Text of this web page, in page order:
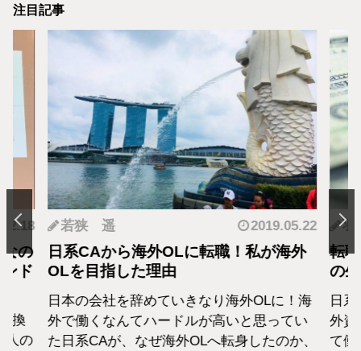
注目記事
の
ド
換
人の
若狭 遥 2019.05.22
日系CAから海外OLに転職！私が海外
OLを目指した理由
日本の会社を辞めていきなり海外OLに！海
外で働くなんてハードルが高いと思ってい
た日系CAが、なぜ海外OLへ転身したのか、
羽
転
の
日
外資
て働